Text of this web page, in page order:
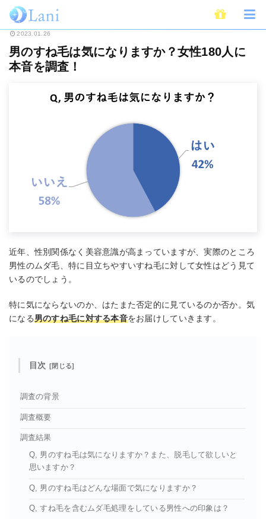
ホーム 恋愛 男のすね毛は気になりますか？女性180人に本音を調査！
2023.01.26
男のすね毛は気になりますか？女性180人に
本音を調査！
近年、性別関係なく美容意識が高まっていますが、実際のところ
男性のムダ毛、特に目立ちやすいすね毛に対して女性はどう見て
いるのでしょう。
特に気にならないのか、はたまた否定的に見ているのか否か。気
になる男のすね毛に対する本音をお届けしていきます。
目次
調査の背景
調査概要
調査結果
Q, 男のすね毛は気になりますか？また、脱毛して欲しいと
思いますか？
Q, 男のすね毛はどんな場面で気になりますか？
Q, すね毛を含むムダ毛処理をしている男性への印象は？